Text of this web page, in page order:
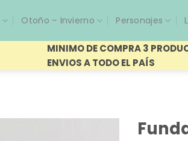
Otoño – Invierno Personajes
MINIMO DE COMPRA 3
ENVIOS A TODO EL PAÍS